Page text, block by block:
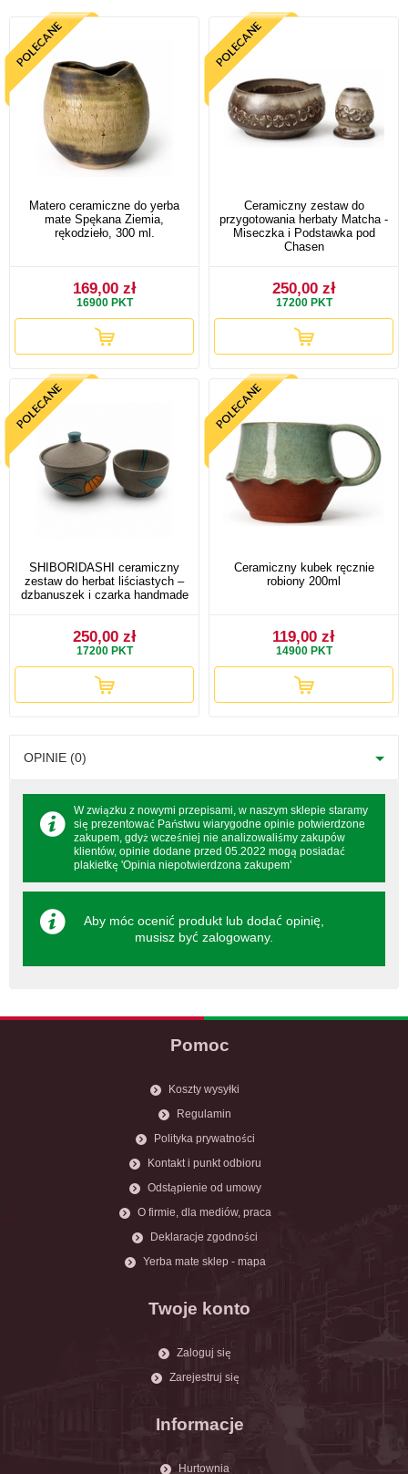
Matero ceramiczne do yerba
mate Spękana Ziemia,
rękodzieło, 300 ml.
169,00 zł
16900PKT
Ceramiczny zestaw do
przygotowania herbaty Matcha -
Miseczka i Podstawka pod
Chasen
250,00 zł
17200PKT
SHIBORIDASHI ceramiczny
zestaw do herbat liściastych –
dzbanuszek i czarka handmade
250,00 zł
17200PKT
Ceramiczny kubek ręcznie
robiony 200ml
119,00 zł
14900PKT
OPINIE (0)
W związku z nowymi przepisami, w naszym sklepie staramy
się prezentować Państwu wiarygodne opinie potwierdzone
zakupem, gdyż wcześniej nie analizowaliśmy zakupów
klientów, opinie dodane przed 05.2022 mogą posiadać
plakietkę 'Opinia niepotwierdzona zakupem'
Aby móc ocenić produkt lub dodać opinię,
musisz być zalogowany.
Pomoc
Koszty wysyłki
Regulamin
Polityka prywatności
Kontakt i punkt odbioru
Odstąpienie od umowy
O firmie, dla mediów, praca
Deklaracje zgodności
Yerba mate sklep - mapa
Twoje konto
Zaloguj się
Zarejestruj się
Informacje
Hurtownia